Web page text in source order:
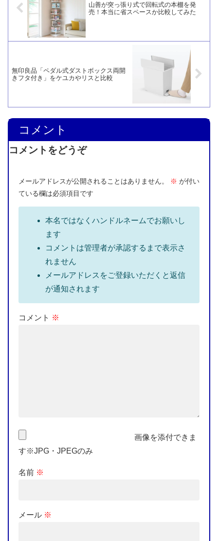
山善が突っ張り式で回転式の本棚を発
売！本当に省スペースか比較してみた
無印良品「ペダル式ダストボックス両開
きフタ付き」をケユカやリスと比較
コメント
コメントをどうぞ
メールアドレスが公開されることはありません。 ※ が付い
ている欄は必須項目です
本名ではなくハンドルネームでお願いし
ます
コメントは管理者が承認するまで表示さ
れません
メールアドレスをご登録いただくと返信
が通知されます
コメント ※
画像を添付できま
す※JPG・JPEGのみ
名前 ※
メール ※